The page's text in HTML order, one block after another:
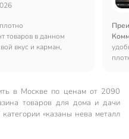
товаров в данном
вкус и карман,
в Москве по ценам от 2090
товаров для дома и дачи
«казаны нева металл